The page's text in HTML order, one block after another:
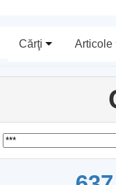
Cărţi Articole